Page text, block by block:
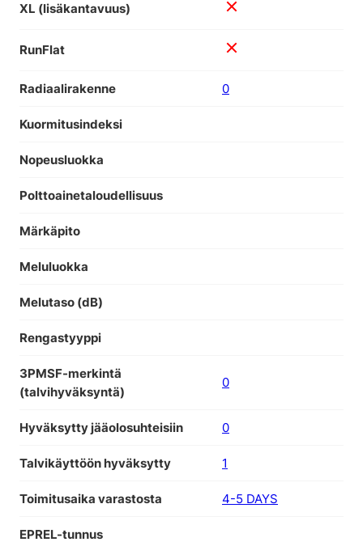
XL (lisäkantavuus)
RunFlat
Radiaalirakenne 0
Kuormitusindeksi
Nopeusluokka
Polttoainetaloudellisuus
Märkäpito
Meluluokka
Melutaso (dB)
Rengastyyppi
3PMSF-merkintä
(talvihyväksyntä)
0
Hyväksytty jääolosuhteisiin 0
Talvikäyttöön hyväksytty 1
Toimitusaika varastosta 4-5 DAYS
EPREL-tunnus